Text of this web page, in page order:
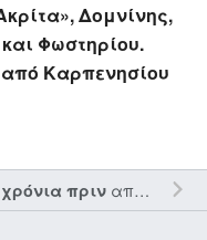
Δομνίνης,
Φωστηρίου.
Καρπενησίου
πριναπό τον την